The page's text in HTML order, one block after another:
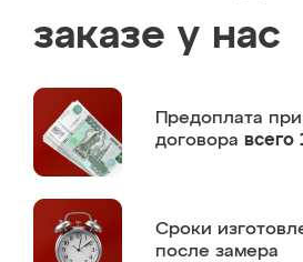
заказе у нас
Предоплата
договора всего
Сроки
после замера